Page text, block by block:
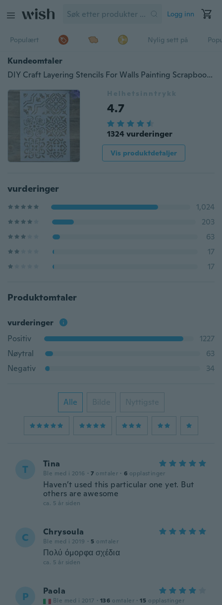
Logg inn
Populært Nylig sett på
Kundeomtaler
DIY Craft Layering Stencils For Walls Painting Scrapbooking Stamping Stamp Album Decorative Embossing Paper Card Flower Mal
Helhetsinntrykk
4.7
1324 vurderinger
Vis produktdetaljer
vurderinger
1,024
203
63
17
17
Produktomtaler
vurderinger
Positiv
1227
Nøytral
63
Negativ
34
Alle Bilde Nyttigste
T Tina
Ble med i 2016 · 7 omtaler · 6 opplastinger
Haven’t used this particular one yet. But
others are awesome
ca. 5 år siden
C Chrysoula
Ble med i 2019 · 5 omtaler
Πολύ όμορφα σχέδια
ca. 5 år siden
P Paola
Ble med i 2017 · 136 omtaler · 15 opplastinger